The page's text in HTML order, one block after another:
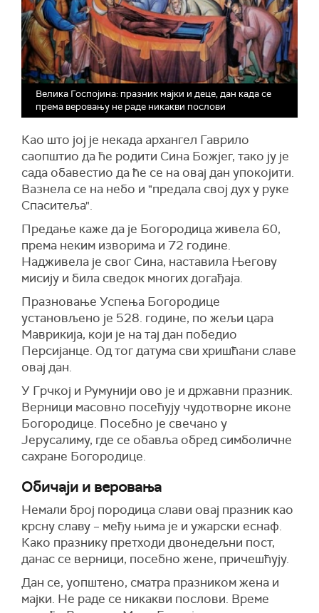
Велика Госпојина: празник мајки и деце, дан када се
према веровању не раде никакви послови
Као што јој је некада архангел Гаврило
саопштио да ће родити Сина Божјег, тако ју је
сада обавестио да ће се на овај дан упокојити.
Вазнела се на небо и "предала свој дух у руке
Спаситеља".
Предање каже да је Богородица живела 60,
према неким изворима и 72 године.
Надживела је свог Сина, наставила Његову
мисију и била сведок многих догађаја.
Празновање Успења Богородице
установљено је 528. године, по жељи цара
Маврикија, који је на тај дан победио
Персијанце. Од тог датума сви хришћани славе
овај дан.
У Грчкој и Румунији ово је и државни празник.
Верници масовно посећују чудотворне иконе
Богородице. Посебно је свечано у
Јерусалиму, где се обавља обред симболичне
сахране Богородице.
Обичаји и веровања
Немали број породица слави овај празник као
крсну славу – међу њима је и ужарски еснаф.
Како празнику претходи двонедељни пост,
данас се верници, посебно жене, причешћују.
Дан се, уопштено, сматра празником жена и
мајки. Не раде се никакви послови. Време